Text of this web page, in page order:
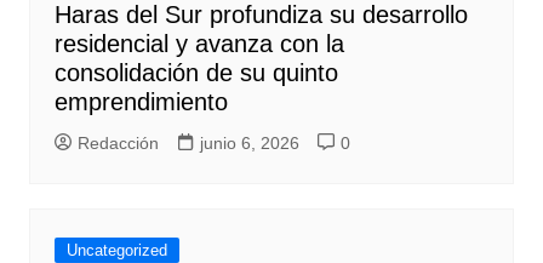
Haras del Sur profundiza su desarrollo
residencial y avanza con la
consolidación de su quinto
emprendimiento
Redacción junio 6, 2026 0
Uncategorized